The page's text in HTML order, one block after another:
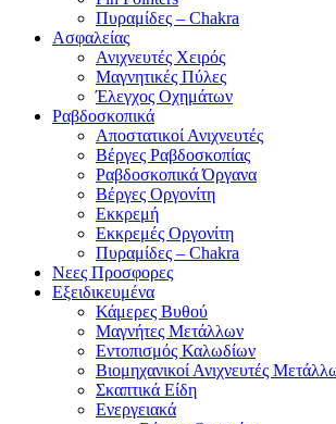
Πυραμίδες – Chakra
Ασφαλείας
Ανιχνευτές Χειρός
Μαγνητικές Πύλες
Έλεγχος Οχημάτων
Ραβδοσκοπικά
Αποστατικοί Ανιχνευτές
Βέργες Ραβδοσκοπίας
Ραβδοσκοπικά Όργανα
Βέργες Οργονίτη
Εκκρεμή
Εκκρεμές Οργονίτη
Πυραμίδες – Chakra
Νεες Προσφορες
Εξειδικευμένα
Κάμερες Βυθού
Μαγνήτες Μετάλλων
Εντοπισμός Καλωδίων
Βιομηχανικοί Ανιχνευτές
Σκαπτικά Είδη
Ενεργειακά